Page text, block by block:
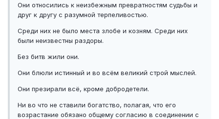
Они относились к неизбежным превратностям судьбы и
друг к другу с разумной терпеливостью.
Среди них не было места злобе и козням. Среди них
были неизвестны раздоры.
Без битв жили они.
Они блюли истинный и во всём великий строй мыслей.
Они презирали всё, кроме добродетели.
Ни во что не ставили богатство, полагая, что его
возрастание обязано общему согласию в соединении с